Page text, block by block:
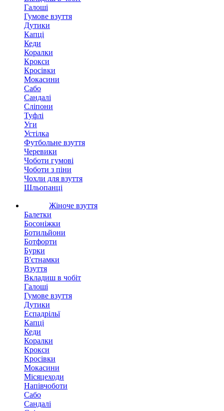
Галоші
Гумове взуття
Дутики
Капці
Кеди
Коралки
Крокси
Кросівки
Мокасини
Сабо
Сандалі
Сліпони
Туфлі
Уги
Устілка
Футбольне взуття
Черевики
Чоботи гумові
Чоботи з піни
Чохли для взуття
Шльопанці
Жіноче взуття
Балетки
Босоніжки
Ботильйони
Ботфорти
Бурки
В'єтнамки
Взуття
Вкладиш в чобіт
Галоші
Гумове взуття
Дутики
Еспадрільї
Капці
Кеди
Коралки
Крокси
Кросівки
Мокасини
Місяцеходи
Напівчоботи
Сабо
Сандалі